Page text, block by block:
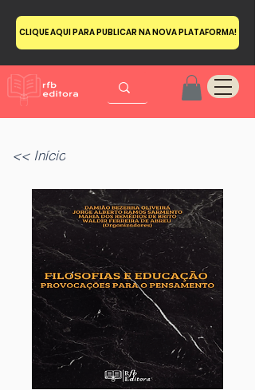
CLIQUE AQUI PARA PUBLICAR NA NOVA PLATAFORMA!
<< Início